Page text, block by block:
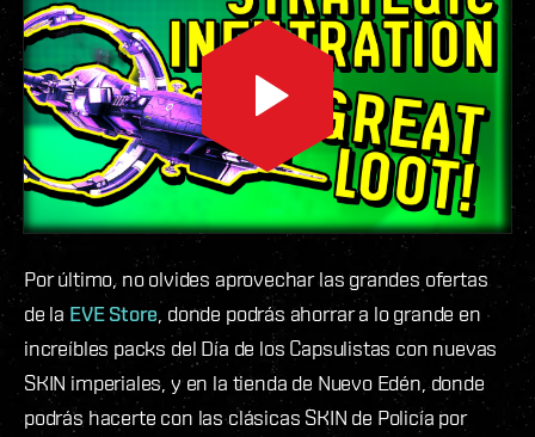
Por último, no olvides aprovechar las grandes ofertas
de la EVE Store , donde podrás ahorrar a lo grande en
increíbles packs del Día de los Capsulistas con nuevas
SKIN imperiales, y en la tienda de Nuevo Edén, donde
podrás hacerte con las clásicas SKIN de Policía por